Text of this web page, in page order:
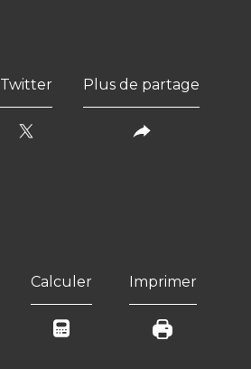
Twitter Plus de partage
Calculer Imprimer